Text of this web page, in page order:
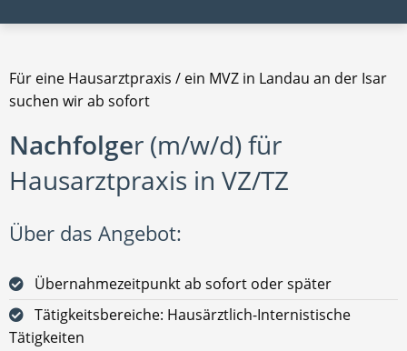
Für eine Hausarztpraxis / ein MVZ in Landau an der Isar
suchen wir ab sofort
Nachfolger (m/w/d) für
Hausarztpraxis in VZ/TZ
Über das Angebot:
Übernahmezeitpunkt ab sofort oder später
Tätigkeitsbereiche: Hausärztlich-Internistische
Tätigkeiten